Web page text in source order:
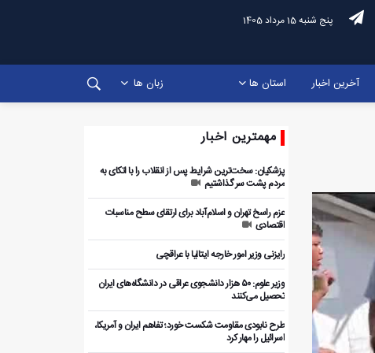
پنج شنبه 15 مرداد 1405
آخرین اخبار استان ها زبان ها
مهمترین اخبار
پزشکیان: سخت‌ترین شرایط پس از انقلاب را با اتکای به
مردم پشت سر گذاشتیم
عزم راسخ تهران و اسلام‌آباد برای ارتقای سطح مناسبات
اقتصادی
رایزنی وزیر امور خارجه ایتالیا با عراقچی
وزیر علوم: ۵۰ هزار دانشجوی عراقی در دانشگاه‌های ایران
تحصیل می‌کنند
طرح نابودی مقاومت شکست خورد؛ تفاهم ایران و آمریکا،
اسرائیل را مهار کرد